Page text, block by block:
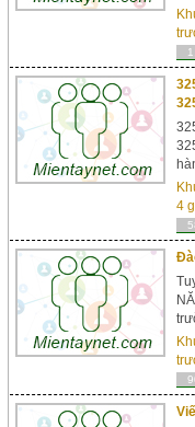
Sĩ
4